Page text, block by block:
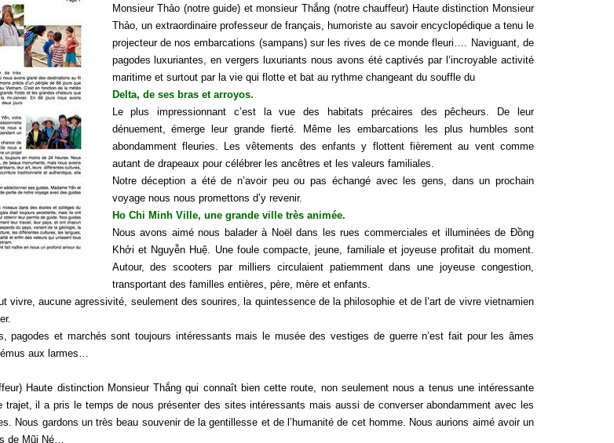
Monsieur Thảo (notre guide) et monsieur Thắng (notre chauffeur) Haute distinction Monsieur
Thảo, un extraordinaire professeur de français, humoriste au savoir encyclopédique a tenu le
projecteur de nos embarcations (sampans) sur les rives de ce monde fleuri…. Naviguant, de
pagodes luxuriantes, en vergers luxuriants nous avons été captivés par l’incroyable activité
maritime et surtout par la vie qui flotte et bat au rythme changeant du souffle du
Delta, de ses bras et arroyos.
Le plus impressionnant c’est la vue des habitats précaires des pêcheurs. De leur
dénuement, émerge leur grande fierté. Même les embarcations les plus humbles sont
abondamment fleuries. Les vêtements des enfants y flottent fièrement au vent comme
autant de drapeaux pour célébrer les ancêtres et les valeurs familiales.
Notre déception a été de n’avoir peu ou pas échangé avec les gens, dans un prochain
voyage nous nous promettons d’y revenir.
Ho Chi Minh Ville, une grande ville très animée.
Nous avons aimé nous balader à Noël dans les rues commerciales et illuminées de Đồng
Khởi et Nguyễn Huệ. Une foule compacte, jeune, familiale et joyeuse profitait du moment.
Autour, des scooters par milliers circulaient patiemment dans une joyeuse congestion,
transportant des familles entières, père, mère et enfants.
vivre, aucune agressivité, seulement des sourires, la quintessence de la philosophie et de l’art de vivre vietnamien
pagodes et marchés sont toujours intéressants mais le musée des vestiges de guerre n’est fait pour les âmes
aux larmes…
Haute distinction Monsieur Thắng qui connaît bien cette route, non seulement nous a tenus une intéressante
trajet, il a pris le temps de nous présenter des sites intéressants mais aussi de converser abondamment avec les
Nous gardons un très beau souvenir de la gentillesse et de l’humanité de cet homme. Nous aurions aimé avoir un
de Mũi Né…